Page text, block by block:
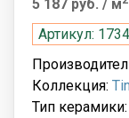
5 187 руб. / м
Артикул:
Коллекция:
Тип